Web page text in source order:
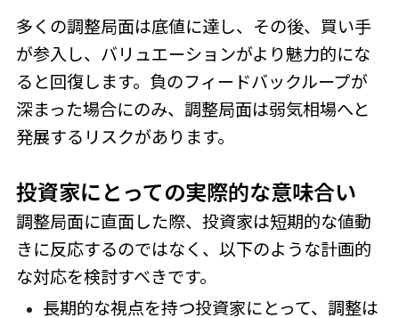
多くの調整局面は底値に達し、その後、買い手
が参入し、バリュエーションがより魅力的にな
ると回復します。負のフィードバックループが
深まった場合にのみ、調整局面は弱気相場へと
発展するリスクがあります。
投資家にとっての実際的な意味合い
調整局面に直面した際、投資家は短期的な値動
きに反応するのではなく、以下のような計画的
な対応を検討すべきです。
長期的な視点を持つ投資家にとって、調整は